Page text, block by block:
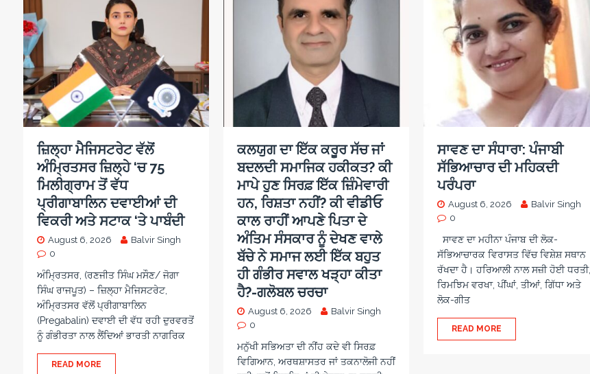
ਜ਼ਿਲ੍ਹਾ ਮੈਜਿਸਟਰੇਟ ਵੱਲੋਂ
ਅੰਮ੍ਰਿਤਸਰ ਜ਼ਿਲ੍ਹੇ ‘ਚ 75
ਮਿਲੀਗ੍ਰਾਮ ਤੋਂ ਵੱਧ
ਪ੍ਰੀਗਾਬਾਲਿਨ ਦਵਾਈਆਂ ਦੀ
ਵਿਕਰੀ ਅਤੇ ਸਟਾਕ ‘ਤੇ ਪਾਬੰਦੀ
August 6, 2026
Balvir Singh
0
ਅੰਮ੍ਰਿਤਸਰ, (ਰਣਜੀਤ ਸਿੰਘ ਮਸੌਣ/ ਜੋਗਾ
ਸਿੰਘ ਰਾਜਪੂਤ) – ਜ਼ਿਲ੍ਹਾ ਮੈਜਿਸਟਰੇਟ,
ਅੰਮ੍ਰਿਤਸਰ ਵੱਲੋਂ ਪ੍ਰੀਗਾਬਾਲਿਨ
(Pregabalin) ਦਵਾਈ ਦੀ ਵੱਧ ਰਹੀ ਦੁਰਵਰਤੋਂ
ਨੂੰ ਗੰਭੀਰਤਾ ਨਾਲ ਲੈਂਦਿਆਂ ਭਾਰਤੀ ਨਾਗਰਿਕ
READ MORE
ਕਲਯੁਗ ਦਾ ਇੱਕ ਕਰੂਰ ਸੱਚ ਜਾਂ
ਬਦਲਦੀ ਸਮਾਜਿਕ ਹਕੀਕਤ? ਕੀ
ਮਾਪੇ ਹੁਣ ਸਿਰਫ਼ ਇੱਕ ਜ਼ਿੰਮੇਵਾਰੀ
ਹਨ, ਰਿਸ਼ਤਾ ਨਹੀਂ? ਕੀ ਵੀਡੀਓ
ਕਾਲ ਰਾਹੀਂ ਆਪਣੇ ਪਿਤਾ ਦੇ
ਅੰਤਿਮ ਸੰਸਕਾਰ ਨੂੰ ਦੇਖਣ ਵਾਲੇ
ਬੱਚੇ ਨੇ ਸਮਾਜ ਲਈ ਇੱਕ ਬਹੁਤ
ਹੀ ਗੰਭੀਰ ਸਵਾਲ ਖੜ੍ਹਾ ਕੀਤਾ
ਹੈ?-ਗਲੋਬਲ ਚਰਚਾ
August 6, 2026
Balvir Singh
0
ਮਨੁੱਖੀ ਸਭਿਅਤਾ ਦੀ ਨੀਂਹ ਕਦੇ ਵੀ ਸਿਰਫ਼
ਵਿਗਿਆਨ, ਅਰਥਸ਼ਾਸਤਰ ਜਾਂ ਤਕਨਾਲੋਜੀ ਨਹੀਂ
ਸਾਵਣ ਦਾ ਸੰਧਾਰਾ: ਪੰਜਾਬੀ
ਸੱਭਿਆਚਾਰ ਦੀ ਮਹਿਕਦੀ
ਪਰੰਪਰਾ
August 6, 2026
Balvir Singh
0
ਸਾਵਣ ਦਾ ਮਹੀਨਾ ਪੰਜਾਬ ਦੀ ਲੋਕ-
ਸੱਭਿਆਚਾਰਕ ਵਿਰਾਸਤ ਵਿੱਚ ਵਿਸ਼ੇਸ਼ ਸਥਾਨ
ਰੱਖਦਾ ਹੈ। ਹਰਿਆਲੀ ਨਾਲ ਸਜ਼ੀ ਹੋਈ ਧਰਤੀ,
ਰਿਮਝਿਮ ਵਰਖਾ, ਪੀਂਘਾਂ, ਤੀਆਂ, ਗਿੱਧਾ ਅਤੇ
ਲੋਕ-ਗੀਤ
READ MORE